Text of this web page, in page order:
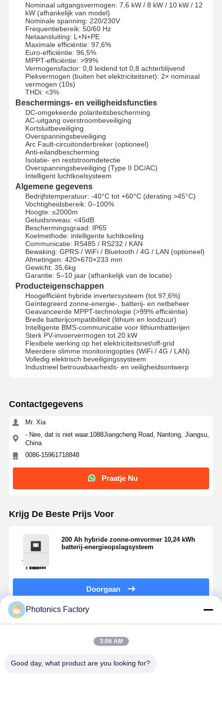
Thuis Producten
Kwaliteitscont
Role
Contacteer
Pv Zonnemachtssysteem
Draagbare Zonnegenerator
Huishoudapparaat
Decoratie lampen
Duurzame energiesysteem
energieopslagsysteem
Huis energiebeheersysteem
Nominaal uitgangsvermogen: 7,6 kW / 8 kW / 10 kW / 12
kW (afhankelijk van model)
Nominale spanning: 220/230V
Frequentiebereik: 50/60 Hz
Netaansluiting: L+N+PE
Maximale efficiëntie: 97,6%
Euro-efficiëntie: 96,5%
MPPT-efficiëntie: >99%
Vermogensfactor: 0,8 leidend tot 0,8 achterblijvend
Piekvermogen (buiten het elektriciteitsnet): 2× nominaal
vermogen (10s)
THDi: <3%
Beschermings- en veiligheidsfuncties
DC-omgekeerde polariteitsbescherming
AC-uitgang overstroombeveiliging
Kortsluitbeveiliging
Overspanningsbeveiliging
Arc Fault-circuitonderbreker (optioneel)
Anti-eilandbescherming
Isolatie- en reststroomdetectie
Overspanningsbeveiliging (Type II DC/AC)
Intelligent luchtkoelsysteem
Algemene gegevens
Bedrijfstemperatuur: -40°C tot +60°C (derating >45°C)
Vochtigheidsbereik: 0–100%
Hoogte: ≤2000m
Geluidsniveau: <45dB
Beschermingsgraad: IP65
Koelmethode: intelligente luchtkoeling
Communicatie: RS485 / RS232 / KAN
Bewaking: GPRS / WiFi / Bluetooth / 4G / LAN (optioneel)
Afmetingen: 420×670×233 mm
Gewicht: 35,6kg
Garantie: 5–10 jaar (afhankelijk van de locatie)
Producteigenschappen
Hoogefficiënt hybride invertersysteem (tot 97,6%)
Geïntegreerd zonne-energie-, batterij- en netbeheer
Geavanceerde MPPT-technologie (>99% efficiëntie)
Brede batterijcompatibiliteit (lithium en loodzuur)
Intelligente BMS-communicatie voor lithiumbatterijen
Sterk PV-invoervermogen tot 20 kW
Flexibele werking op het elektriciteitsnet/off-grid
Meerdere slimme monitoringopties (WiFi / 4G / LAN)
Volledig elektrisch beveiligingssysteem
Industrieel betrouwbaarheids- en veiligheidsontwerp
Contactgegevens
Mr. Xia
- Nee, dat is niet waar.1088Jiangcheng Road, Nantong, Jiangsu,
China
0086-15961718848
Praatje Nu
Krijg De Beste Prijs Voor
200 Ah hybride zonne-omvormer 10,24 kWh
batterij-energieopslagsysteem
Doorgaan
Geadviseerde Producten
Photonics Factory
3:06 AM
Good day, what product are you looking for?